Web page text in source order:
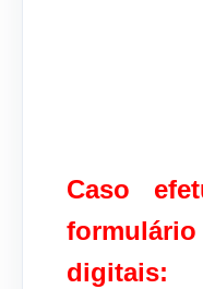
Caso
digitais: